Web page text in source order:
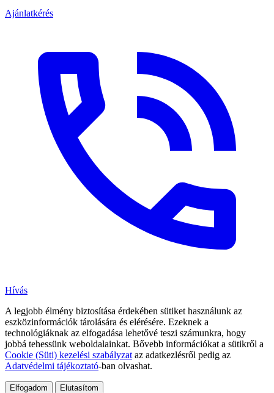
Ajánlatkérés
Hívás
A legjobb élmény biztosítása érdekében sütiket használunk az
eszközinformációk tárolására és elérésére. Ezeknek a
technológiáknak az elfogadása lehetővé teszi számunkra, hogy
jobbá tehessünk weboldalainkat. Bővebb információkat a sütikről a
Cookie (Süti) kezelési szabályzat az adatkezlésről pedig az
Adatvédelmi tájékoztató-ban olvashat.
Elfogadom Elutasítom